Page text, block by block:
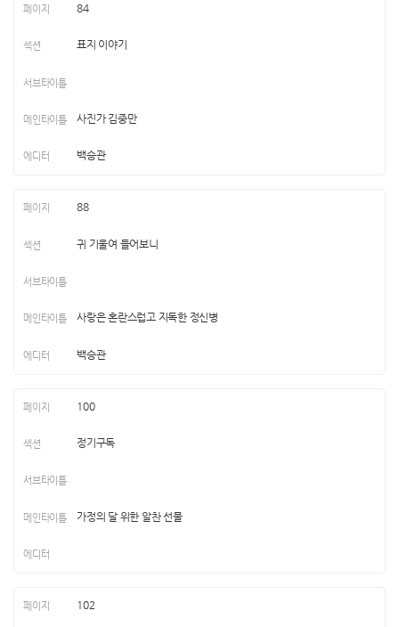
84
표지 이야기
사진가 김중만
백승관
88
귀 기울여 들어보니
사랑은 혼란스럽고 지독한 정신병
백승관
100
정기구독
가정의 달 위한 알찬 선물
102